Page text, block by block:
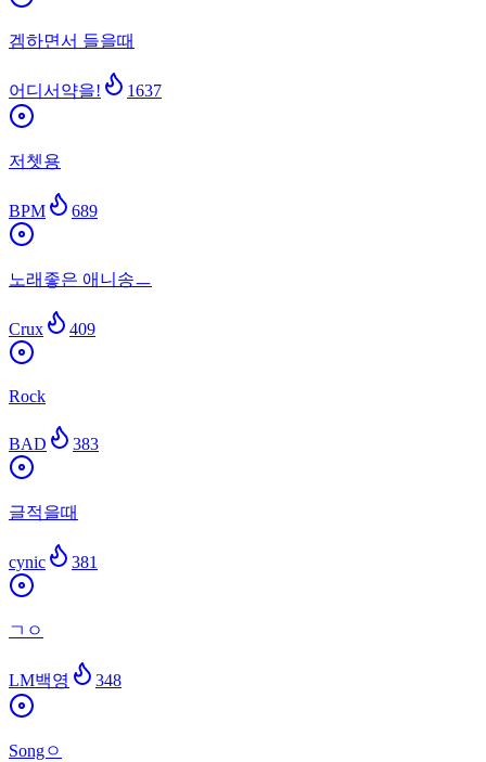
겜하면서 들을때
어디서약을! 1637
저쳇용
BPM 689
노래좋은 애니송ㅡ
Crux 409
Rock
BAD 383
글적을때
cynic 381
ㄱㅇ
LM백영 348
Songㅇ